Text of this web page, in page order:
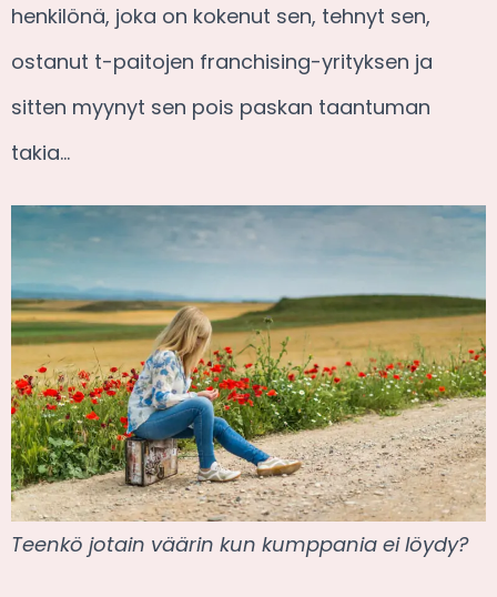
henkilönä, joka on kokenut sen, tehnyt sen,
ostanut t-paitojen franchising-yrityksen ja
sitten myynyt sen pois paskan taantuman
takia…
Teenkö jotain väärin kun kumppania ei löydy?